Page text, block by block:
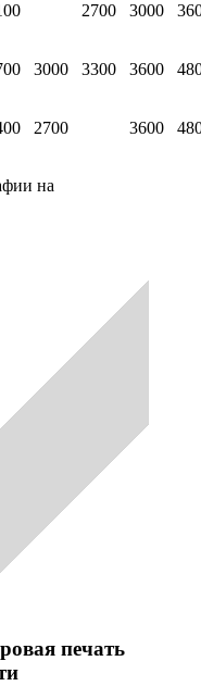
2700 3000
3000 3300 3600
2700 3600
на
печать